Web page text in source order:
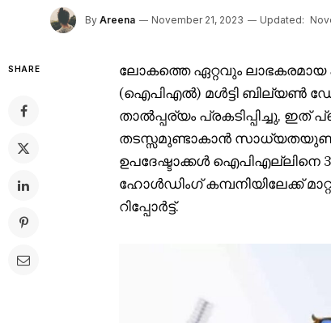
By Areena November 21, 2023 Updated:
SHARE
ലോകത്തെ ഏറ്റവും ലാഭകരമായ
(ഐ‌പി‌എൽ) മൾട്ടി ബില്യൺ
താൽപ്പര്യം പ്രകടിപ്പിച്ചു,
തടസ്സമുണ്ടാകാൻ സാധ്യതയുണ്ട്.
ഉപദേഷ്ടാക്കൾ
ഹോൾഡിംഗ് കമ്പനിയിലേക്ക്
റിപ്പോർട്ട്.